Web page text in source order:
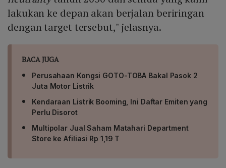
lakukan ke depan akan berjalan beriringan
dengan target tersebut," jelasnya.
BACA JUGA
Perusahaan Kongsi GOTO-TOBA Bakal Pasok 2
Juta Motor Listrik
Kendaraan Listrik Booming, Ini Daftar Emiten yang
Perlu Disorot
Multipolar Jual Saham Matahari Department
Store ke Afiliasi Rp 1,19 T